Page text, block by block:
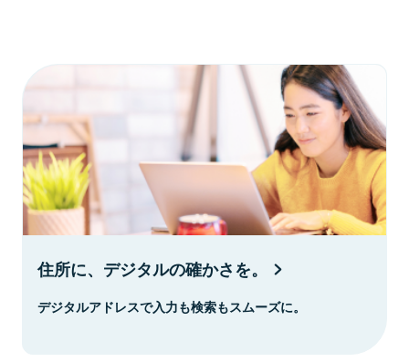
住所に、デジタルの確かさを。
デジタルアドレスで入力も検索もスムーズに。